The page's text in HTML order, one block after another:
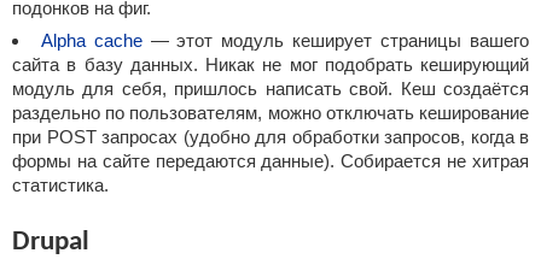
подонков на фиг.
Alpha cache— этот модуль кеширует страницы вашего
сайта в базу данных. Никак не мог подобрать кеширующий
модуль для себя, пришлось написать свой. Кеш создаётся
раздельно по пользователям, можно отключать кеширование
при POST запросах (удобно для обработки запросов, когда в
формы на сайте передаются данные). Собирается не хитрая
статистика.
Drupal